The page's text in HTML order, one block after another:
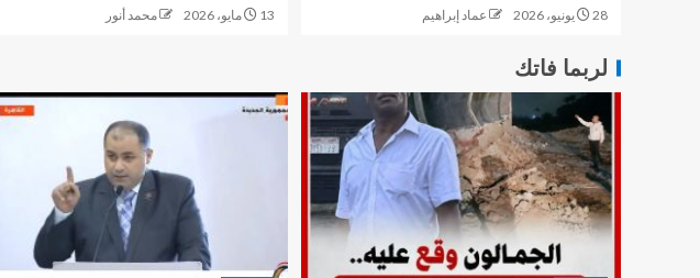
28 يونيو، 2026 عماد إبراهيم 13 مايو، 2026 محمد أنور
لربما فاتك